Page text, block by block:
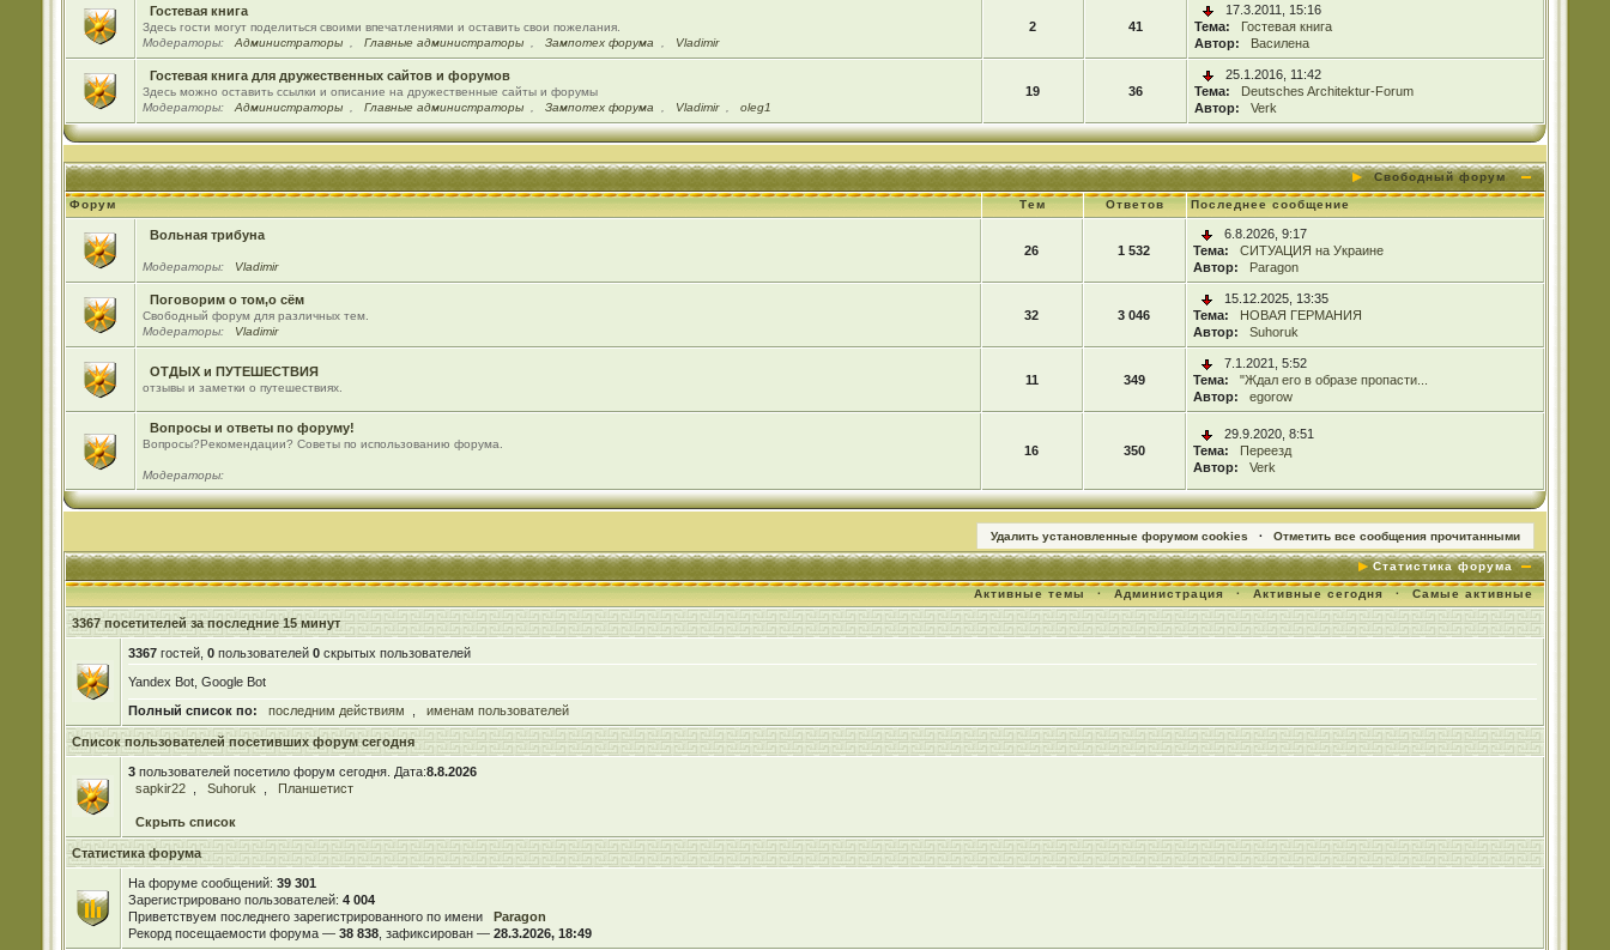
Гостевая книга
Здесь гости могут поделиться своими впечатлениями и оставить свои пожелания.
Модераторы:
Администраторы Главные администраторы Зампотех форума Vladimir
2 41
17.3.2011, 15:16
Тема:
Гостевая книга
Автор:
Василена
Гостевая книга для дружественных сайтов и форумов
Здесь можно оставить ссылки и описание на дружественные сайты и форумы
Модераторы:
Администраторы Главные администраторы Зампотех форума Vladimir oleg1
19 36
25.1.2016, 11:42
Тема:
Deutsches Architektur-Forum
Автор:
Verk
Свободный форум
Форум Тем Ответов Последнее сообщение
Вольная трибуна
Модераторы: Vladimir
26 1 532
6.8.2026, 9:17
Тема:
СИТУАЦИЯ на Украине
Автор:
Paragon
Поговорим о том,о сём
Свободный форум для различных тем.
Модераторы:
Vladimir
32 3 046
15.12.2025, 13:35
Тема:
НОВАЯ ГЕРМАНИЯ
Автор:
Suhoruk
ОТДЫХ и ПУТЕШЕСТВИЯ
отзывы и заметки о путешествиях.
11 349
7.1.2021, 5:52
Тема:
"Ждал его в образе пропасти...
Автор:
egorow
Вопросы и ответы по форуму!
Вопросы?Рекомендации? Советы по использованию форума.
Модераторы:
16 350
29.9.2020, 8:51
Тема:
Переезд
Автор:
Verk
Удалить установленные форумом cookies · Отметить все сообщения прочитанными
Статистика форума
Активные темы · Администрация · Активные сегодня · Самые активные
3367 посетителей за последние 15 минут
3367гостей, 0пользователей 0скрытых пользователей
Yandex Bot, Google Bot
Полный список по:
последним действиям именам пользователей
Список пользователей посетивших форум сегодня
3пользователей посетило форум сегодня. Дата:8.8.2026
sapkir22
Suhoruk Планшетист
Скрыть список
Статистика форума
На форуме сообщений: 39 301
Зарегистрировано пользователей: 4 004
Приветствуем последнего зарегистрированного по имени
Paragon
Рекорд посещаемости форума — 38 838, зафиксирован — 28.3.2026, 18:49